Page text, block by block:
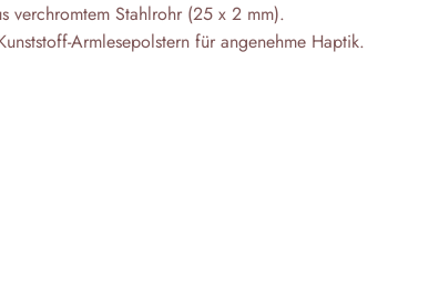
verchromtem Stahlrohr (25 x 2 mm).
Armlesepolstern für angenehme Haptik.